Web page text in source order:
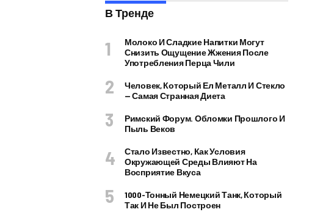
В Тренде
Молоко И Сладкие Напитки Могут
Снизить Ощущение Жжения После
Употребления Перца Чили
Человек, Который Ел Металл И Стекло
— Самая Странная Диета
Римский Форум. Обломки Прошлого И
Пыль Веков
Стало Известно, Как Условия
Окружающей Среды Влияют На
Восприятие Вкуса
1000-Тонный Немецкий Танк, Который
Так И Не Был Построен